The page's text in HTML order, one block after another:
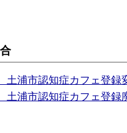
浦市認知症カフェ登録
浦市認知症カフェ登録